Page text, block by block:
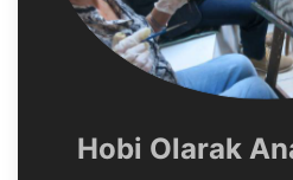
Hobi Olarak